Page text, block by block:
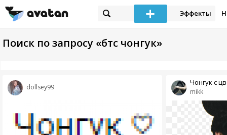
Эффекты
Поиск по запросу «бтс чонгук»
dollsey99
mikk
Чонгук с